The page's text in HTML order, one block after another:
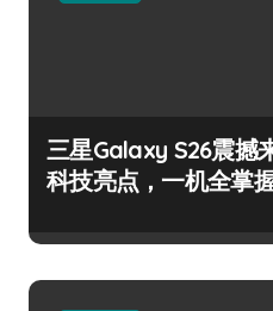
三星Galaxy S26震撼
科技亮点，一机全掌